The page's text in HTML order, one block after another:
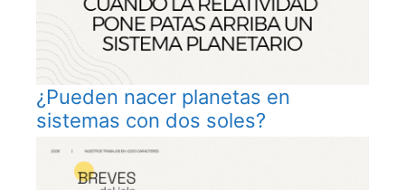
¿Pueden nacer planetas en
sistemas con dos soles?